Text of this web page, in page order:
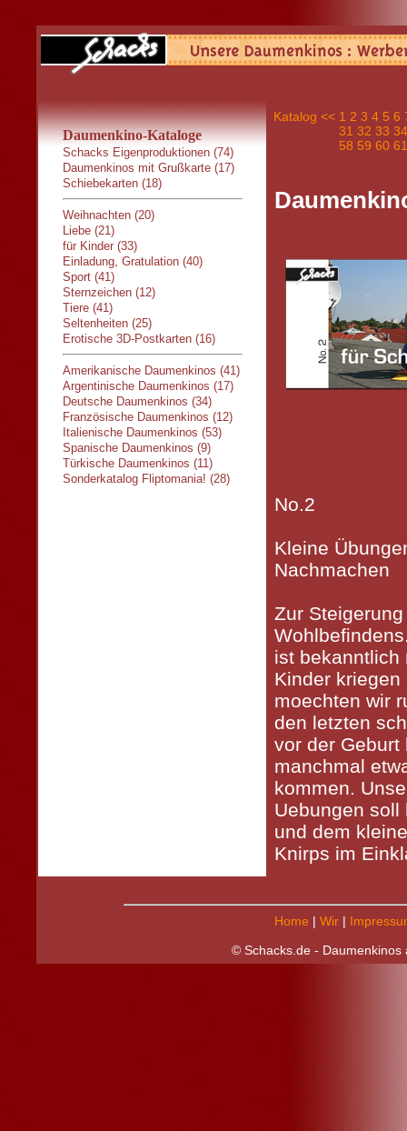
Daumenkino-Kataloge
Schacks Eigenproduktionen (74)
Daumenkinos mit Grußkarte (17)
Schiebekarten (18)
Weihnachten (20)
Liebe (21)
für Kinder (33)
Einladung, Gratulation (40)
Sport (41)
Sternzeichen (12)
Tiere (41)
Seltenheiten (25)
Erotische 3D-Postkarten (16)
Amerikanische Daumenkinos (41)
Argentinische Daumenkinos (17)
Deutsche Daumenkinos (34)
Französische Daumenkinos (12)
Italienische Daumenkinos (53)
Spanische Daumenkinos (9)
Türkische Daumenkinos (11)
Sonderkatalog Fliptomania! (28)
Katalog << 1 2 3 4 5 6
31 32 33 34
58 59 60 61
No.2
Kleine
Nachmachen
Zur
ist bekanntlich
Kinder kriegen
moechten wir
den letzten
vor der Geburt
manchmal
kommen.
Uebungen
und dem
Knirps im
Home | Wir|
© Schacks.de - Daumenkinos